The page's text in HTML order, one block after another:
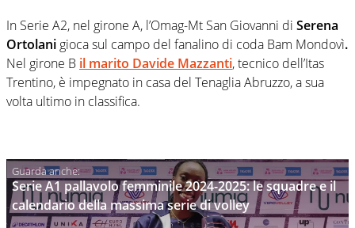
In Serie A2, nel girone A, l’Omag-Mt San Giovanni di Serena
Ortolani gioca sul campo del fanalino di coda Bam Mondovì.
Nel girone B il marito Davide Mazzanti, tecnico dell’Itas
Trentino, è impegnato in casa del Tenaglia Abruzzo, a sua
volta ultimo in classifica.
Serie A1 pallavolo femminile 2024-2025: le squadre e il
calendario della massima serie di volley